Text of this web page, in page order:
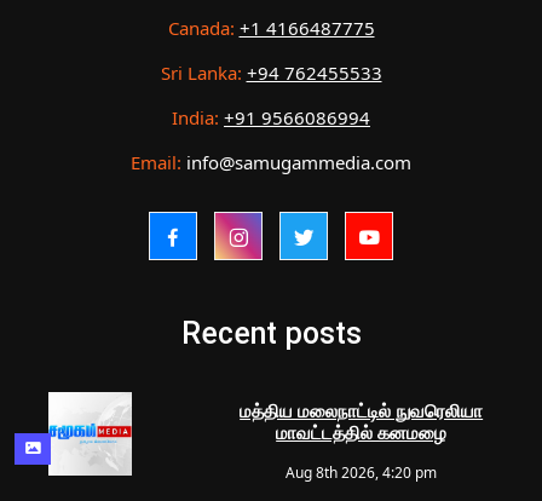
Canada: +1 4166487775
Sri Lanka: +94 762455533
India: +91 9566086994
Email: info@samugammedia.com
Recent posts
மத்திய மலைநாட்டில் நுவரெலியா
மாவட்டத்தில் கனமழை
Aug 8th 2026, 4:20 pm